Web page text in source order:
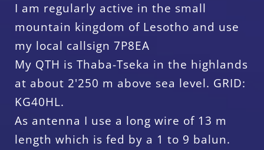
I am regularly active in the small
mountain kingdom of Lesotho and use
my local callsign 7P8EA
My QTH is Thaba-Tseka in the highlands
at about 2'250 m above sea level. GRID:
KG40HL.
As antenna I use a long wire of 13 m
length which is fed by a 1 to 9 balun.